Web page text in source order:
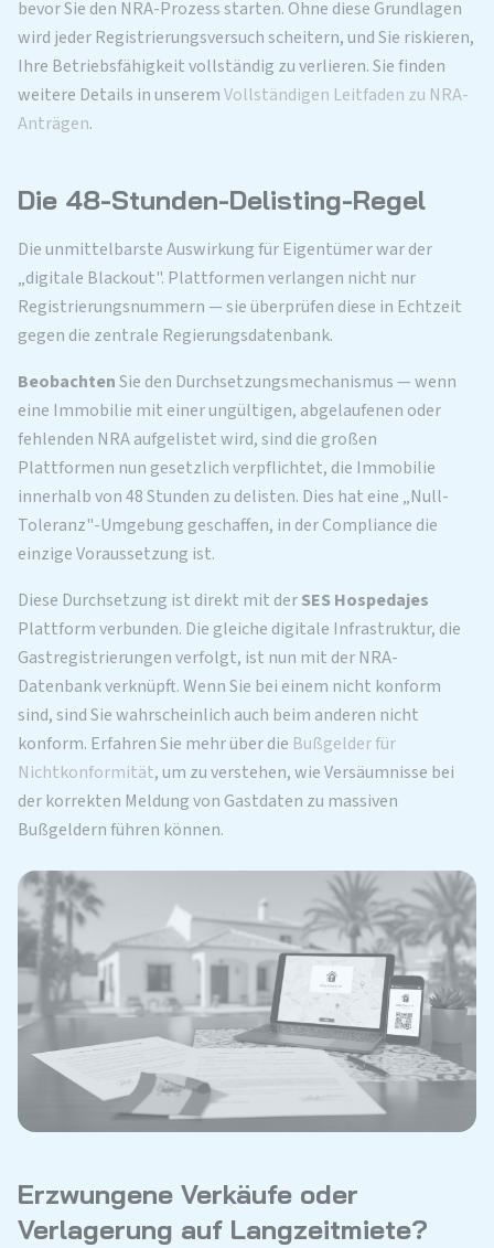
bevor Sie den NRA-Prozess starten. Ohne diese Grundlagen
wird jeder Registrierungsversuch scheitern, und Sie riskieren,
Ihre Betriebsfähigkeit vollständig zu verlieren. Sie finden
weitere Details in unseremVollständigen Leitfaden zu NRA-
Anträgen.
Die 48-Stunden-Delisting-Regel
Die unmittelbarste Auswirkung für Eigentümer war der
„digitale Blackout". Plattformen verlangen nicht nur
Registrierungsnummern — sie überprüfen diese in Echtzeit
gegen die zentrale Regierungsdatenbank.
BeobachtenSie den Durchsetzungsmechanismus — wenn
eine Immobilie mit einer ungültigen, abgelaufenen oder
fehlenden NRA aufgelistet wird, sind die großen
Plattformen nun gesetzlich verpflichtet, die Immobilie
innerhalb von 48 Stunden zu delisten. Dies hat eine „Null-
Toleranz"-Umgebung geschaffen, in der Compliance die
einzige Voraussetzung ist.
Diese Durchsetzung ist direkt mit derSES Hospedajes
Plattform verbunden. Die gleiche digitale Infrastruktur, die
Gastregistrierungen verfolgt, ist nun mit der NRA-
Datenbank verknüpft. Wenn Sie bei einem nicht konform
sind, sind Sie wahrscheinlich auch beim anderen nicht
konform. Erfahren Sie mehr über die Bußgelder für
Nichtkonformität, um zu verstehen, wie Versäumnisse bei
der korrekten Meldung von Gastdaten zu massiven
Bußgeldern führen können.
Erzwungene Verkäufe oder
Verlagerung auf Langzeitmiete?